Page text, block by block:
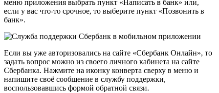
меню приложения выбрать пункт «Написать в банк» или,
если у вас что-то срочное, то выберите пункт «Позвонить в
банк».
Если вы уже авторизовались на сайте «Сбербанк Онлайн», то
задать вопрос можно из своего личного кабинета на сайте
Сбербанка. Нажмите на иконку конверта сверху в меню и
напишите своё сообщение в службу поддержки,
воспользовавшись формой обратной связи.